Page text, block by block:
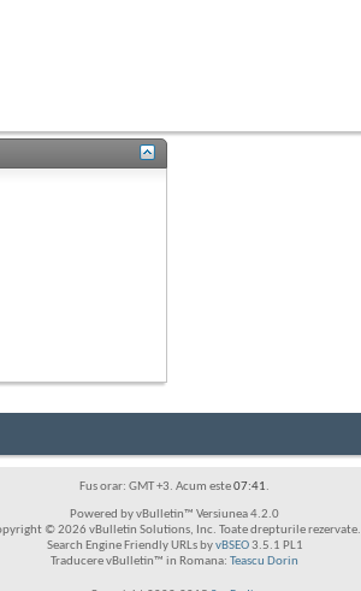
Fus orar: GMT +3. Acum este07:41.
Powered by vBulletin™ Versiunea 4.2.0
© 2026 vBulletin Solutions, Inc. Toate drepturile rezervate.
Search Engine Friendly URLs byvBSEO3.5.1 PL1
Traducere vBulletin™ in Romana: Teascu Dorin